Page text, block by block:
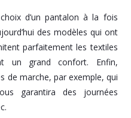
d’un pantalon à la fois
des modèles qui ont
parfaitement les textiles
un grand confort. Enfin,
de marche, par exemple, qui
garantira des journées